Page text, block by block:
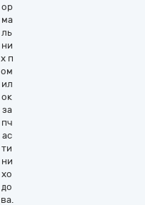
ор
ма
ль
ни
х п
ом
ил
ок
за
пч
ас
ти
ни
хо
до
ва.